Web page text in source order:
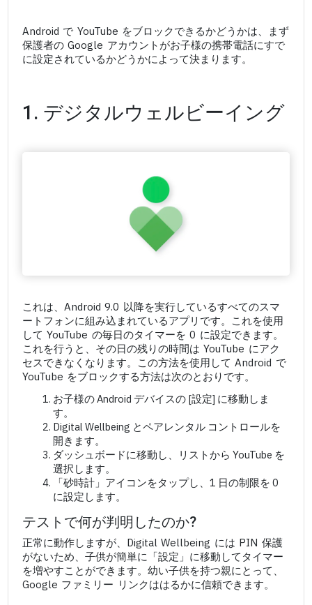
Android で YouTube をブロックできるかどうかは、まず
保護者の Google アカウントがお子様の携帯電話にすで
に設定されているかどうかによって決まります。
1. デジタルウェルビーイング
これは、Android 9.0 以降を実行しているすべてのスマ
ートフォンに組み込まれているアプリです。これを使用
して YouTube の毎日のタイマーを 0 に設定できます。
これを行うと、その日の残りの時間は YouTube にアク
セスできなくなります。この方法を使用して Android で
YouTube をブロックする方法は次のとおりです。
お子様の Android デバイスの [設定] に移動しま
す。
Digital Wellbeing とペアレンタル コントロールを
開きます。
ダッシュボードに移動し、リストから YouTube を
選択します。
「砂時計」アイコンをタップし、1 日の制限を 0
に設定します。
テストで何が判明したのか?
正常に動作しますが、Digital Wellbeing には PIN 保護
がないため、子供が簡単に「設定」に移動してタイマー
を増やすことができます。幼い子供を持つ親にとって、
Google ファミリー リンクははるかに信頼できます。